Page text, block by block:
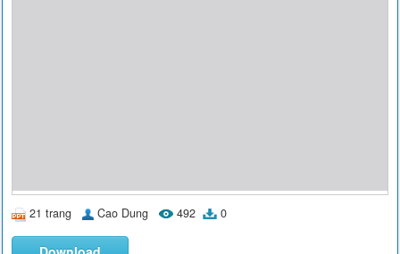
21 trang Cao Dung 492 0